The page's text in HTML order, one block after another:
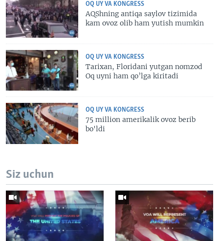
OQ UY VA KONGRESS
AQShning antiqa saylov tizimida
kam ovoz olib ham yutish mumkin
OQ UY VA KONGRESS
Tarixan, Floridani yutgan nomzod
Oq uyni ham qo’lga kiritadi
OQ UY VA KONGRESS
75 million amerikalik ovoz berib
bo'ldi
Siz uchun